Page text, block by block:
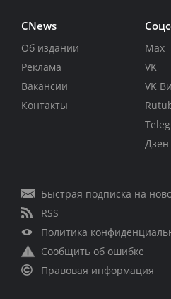
CNews
Об издании
Реклама
Вакансии
Контакты
Max
VK
VK
Дзен
Быстрая подписка на
RSS
Политика
Сообщить об ошибке
Правовая информация